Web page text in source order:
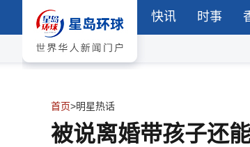
快讯 时事
首页>明星热话
被说离婚带孩子还